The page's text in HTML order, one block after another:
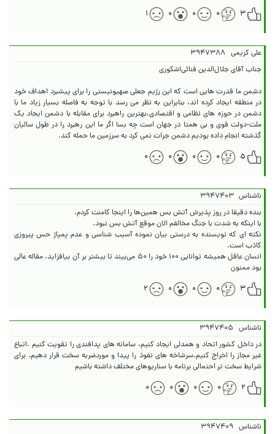
۳
۰ ۰ ۰ ۱
علی کریمی ۳۹۴۷۳۸۸
دشمن ما قدرت هایی است که این رژیم جعلی صهیونیستی را برای پیشبرد اهداف خود
در منطقه ایجاد کرده اند، بنابراین به نظر می رسد با توجه به فاصله بسیار زیاد ما با
دشمن در حوزه های نظامی و اقتصادی،بهترین راهبرد برای مقابله با دشمن ایجاد یک
ملت-دولت قوی و بی همتا در جهان است چه بسا اگر ما این رهبرد را در طول سالیان
گذشته انجام داده بودیم دشمن جرات نمی کرد به سرزمین ما حمله کند.
۵
۰ ۰ ۰ ۰
ناشناس ۳۹۴۷۴۰۳
نکته ای که نویسنده به درستی بیان نموده آسیب شناسی و عدم پمپاژ حس پیروزی
انسان عاقل همیشه توانایی ۱۰۰ خود را ۵۰ می‌بیند تا بیشتر بر آن بیافزاید. مقاله عالی
بود ممنون
۳
۰ ۰ ۰ ۲
ناشناس ۳۹۴۷۴۰۵
در داخل کشور اتحاد و همدلی ایجاد کنیم، سامانه های پدافندی را تقویت کنیم .اتباع
غیر مجاز را اخراج کنیم.سرشاخه های نفوذ را پیدا و موردضربه سخت قرار دهیم. برای
شرایط سخت تر احتمالی برنامه با سناریوهای مختلف داشته باشیم
۲
۰ ۰ ۰ ۰
ناشناس ۳۹۴۷۴۰۹